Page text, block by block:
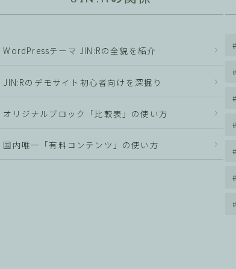
WordPressテーマ JIN:Rの全貌を紹介
JIN:Rのデモサイト初心者向けを深掘り
オリジナルブロック「比較表」の使い方
国内唯一「有料コンテンツ」の使い方